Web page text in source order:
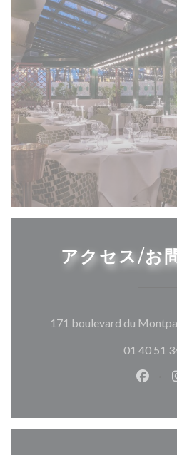
アクセス/お
171 boulevard du
01 40 51